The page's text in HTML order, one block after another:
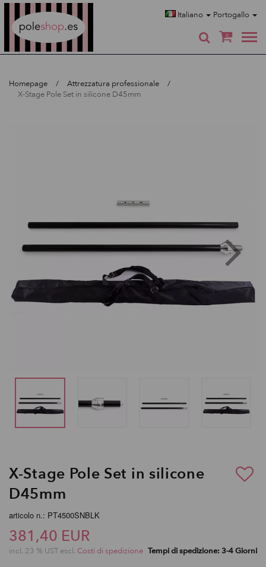
Italiano Portogallo
0
Homepage
Attrezzatura professionale
X-Stage Pole Set in silicone D45mm
X-Stage Pole Set in silicone
D45mm
articolo n.: PT4500SNBLK
381,40 EUR
incl. 23 % UST escl. Costi di spedizione Tempi di spedizione: 3-4 Giorni